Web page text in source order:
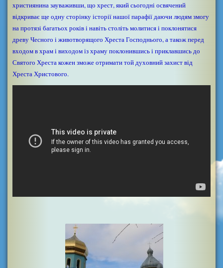
християнина зауваживши, що хрест, який сьогодні освячений
відкриває ще одну сторінку історії нашої парафії даючи людям змогу
на протязі багатьох років і навіть століть молитися і поклонятися
древу Чесного і животворящого Хреста Господнього, а також перед
входом в храм і виходом із храму поклонившись і приклавшись до
Святого Хреста кожен зможе отримати той духовний захист від
Хреста Христового.